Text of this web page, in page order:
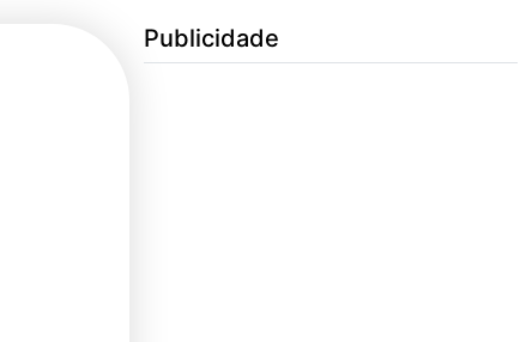
Publicidade